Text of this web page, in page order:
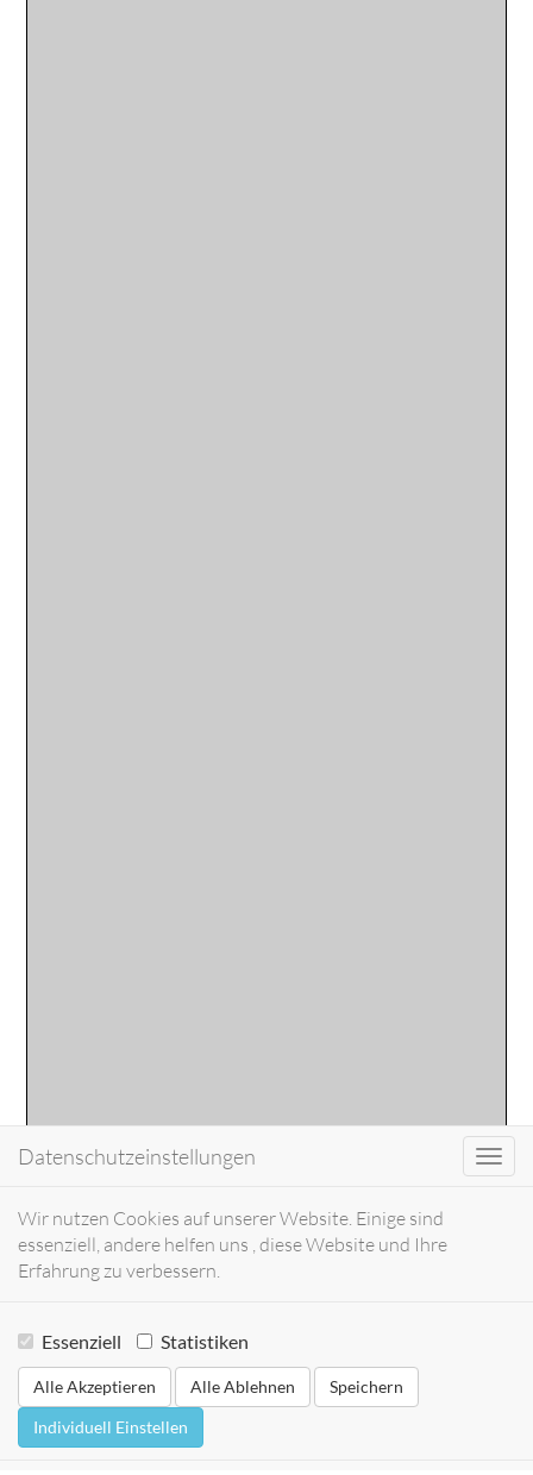
Datenschutzeinstellungen
Wir nutzen Cookies auf unserer Website. Einige sind
essenziell, andere helfen uns , diese Website und Ihre
Erfahrung zu verbessern.
Essenziell Statistiken
Alle Akzeptieren Alle Ablehnen
Speichern
Individuell Einstellen